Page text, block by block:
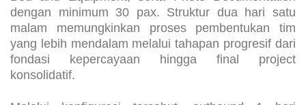
Bed and Equipment, serta Photo Documentation
dengan minimum 30 pax. Struktur dua hari satu
malam memungkinkan proses pembentukan tim
yang lebih mendalam melalui tahapan progresif dari
fondasi kepercayaan hingga final project
konsolidatif.